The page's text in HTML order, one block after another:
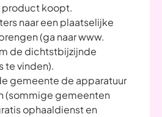
koopt.
naar een plaatselijke
(ga naar www.
de dichtstbijzijnde
te vinden).
gemeente de apparatuur
(sommige gemeenten
ophaaldienst en